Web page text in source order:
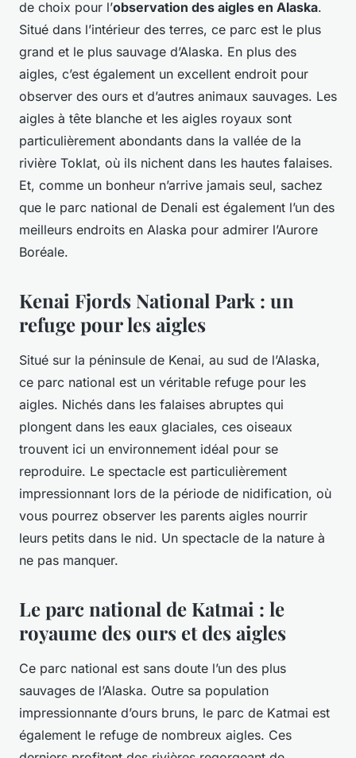
de choix pour l’observation des aigles en Alaska.
Situé dans l’intérieur des terres, ce parc est le plus
grand et le plus sauvage d’Alaska. En plus des
aigles, c’est également un excellent endroit pour
observer des ours et d’autres animaux sauvages. Les
aigles à tête blanche et les aigles royaux sont
particulièrement abondants dans la vallée de la
rivière Toklat, où ils nichent dans les hautes falaises.
Et, comme un bonheur n’arrive jamais seul, sachez
que le parc national de Denali est également l’un des
meilleurs endroits en Alaska pour admirer l’Aurore
Boréale.
Kenai Fjords National Park : un
refuge pour les aigles
Situé sur la péninsule de Kenai, au sud de l’Alaska,
ce parc national est un véritable refuge pour les
aigles. Nichés dans les falaises abruptes qui
plongent dans les eaux glaciales, ces oiseaux
trouvent ici un environnement idéal pour se
reproduire. Le spectacle est particulièrement
impressionnant lors de la période de nidification, où
vous pourrez observer les parents aigles nourrir
leurs petits dans le nid. Un spectacle de la nature à
ne pas manquer.
Le parc national de Katmai : le
royaume des ours et des aigles
Ce parc national est sans doute l’un des plus
sauvages de l’Alaska. Outre sa population
impressionnante d’ours bruns, le parc de Katmai est
également le refuge de nombreux aigles. Ces